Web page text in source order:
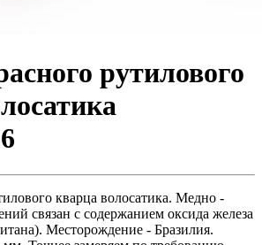
рутилового
кварца волосатика. Медно -
связан с содержанием оксида железа
Месторождение - Бразилия.